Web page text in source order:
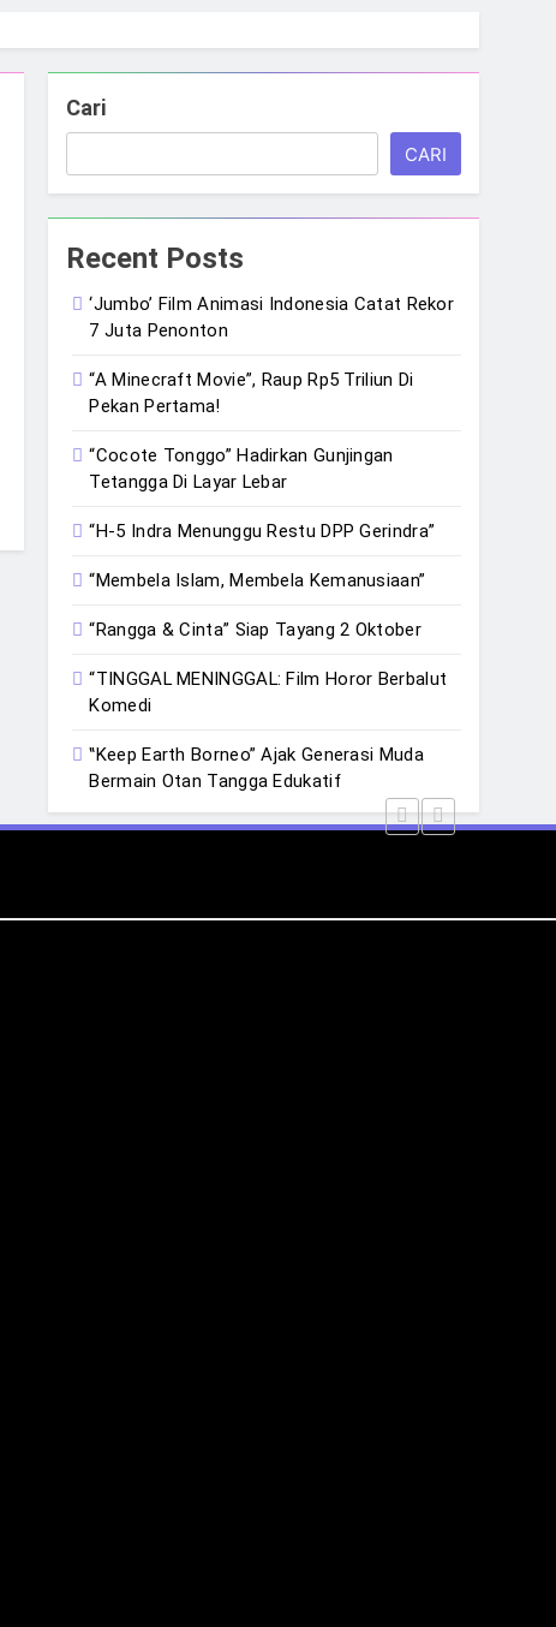
Cari
CARI
Recent Posts
‘Jumbo’ Film Animasi Indonesia Catat Rekor
7 Juta Penonton
“A Minecraft Movie”, Raup Rp5 Triliun Di
Pekan Pertama!
“Cocote Tonggo” Hadirkan Gunjingan
Tetangga Di Layar Lebar
“H-5 Indra Menunggu Restu DPP Gerindra”
“Membela Islam, Membela Kemanusiaan”
“Rangga & Cinta” Siap Tayang 2 Oktober
“TINGGAL MENINGGAL: Film Horor Berbalut
Komedi
‟Keep Earth Borneo” Ajak Generasi Muda
Bermain Otan Tangga Edukatif